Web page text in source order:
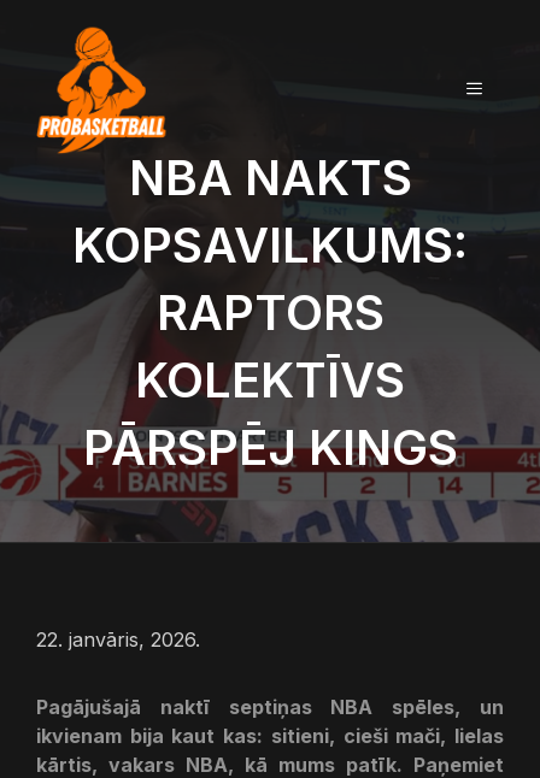
NBA NAKTS
KOPSAVILKUMS:
RAPTORS
KOLEKTĪVS
PĀRSPĒJ KINGS
22. janvāris, 2026.
Pagājušajā naktī septiņas NBA spēles, un
ikvienam bija kaut kas: sitieni, cieši mači, lielas
kārtis, vakars NBA, kā mums patīk. Paņemiet